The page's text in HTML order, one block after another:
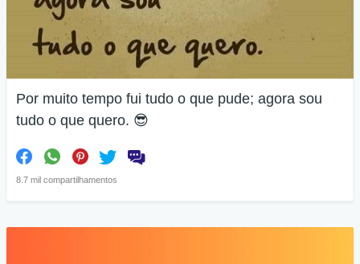
Por muito tempo fui tudo o que pude; agora sou
tudo o que quero. 😎
8.7 mil compartilhamentos